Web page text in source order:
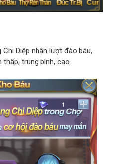
Diệp nhận lượt đào báu,
trung bình, cao